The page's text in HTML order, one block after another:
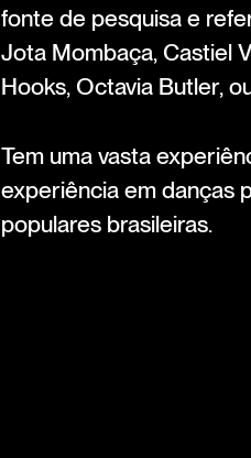
fonte de pesquisa e
Jota Mombaça, Castiel
Hooks, Octavia Butler,
Tem uma vasta
experiência em danças
populares brasileiras.